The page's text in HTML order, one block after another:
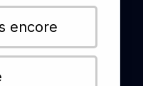
encore